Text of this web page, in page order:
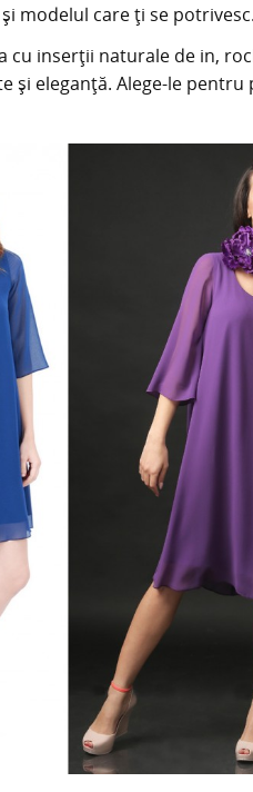
modelul care ți se potrivesc.
inserții naturale de in,
și eleganță. Alege-le